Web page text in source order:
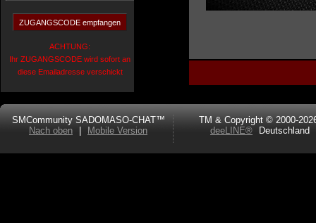
ACHTUNG:
Ihr ZUGANGSCODE wird sofort an
diese Emailadresse verschickt
SMCommunity SADOMASO-CHAT™
Nach oben
Mobile Version
TM & Copyright © 2000-
deeLINE®
Deutschland